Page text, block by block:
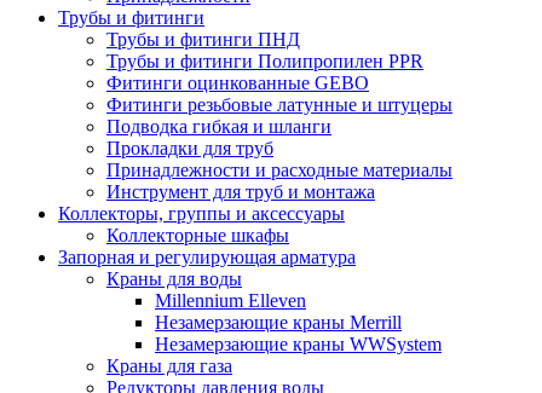
Трубы и фитинги
Трубы и фитинги ПНД
Трубы и фитинги Полипропилен PPR
Фитинги оцинкованные GEBO
Фитинги резьбовые латунные и штуцеры
Подводка гибкая и шланги
Прокладки для труб
Принадлежности и расходные материалы
Инструмент для труб и монтажа
Коллекторы, группы и аксессуары
Коллекторные шкафы
Запорная и регулирующая арматура
Краны для воды
Millennium Elleven
Незамерзающие краны Merrill
Незамерзающие краны WWSystem
Краны для газа
Редукторы давления воды